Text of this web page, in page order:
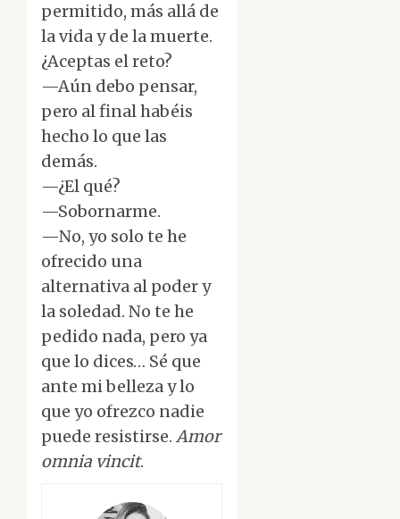
permitido, más allá de
la vida y de la muerte.
¿Aceptas el reto?
—Aún debo pensar,
pero al final habéis
hecho lo que las
demás.
—¿El qué?
—Sobornarme.
—No, yo solo te he
ofrecido una
alternativa al poder y
la soledad. No te he
pedido nada, pero ya
que lo dices… Sé que
ante mi belleza y lo
que yo ofrezco nadie
puede resistirse. Amor
omnia vincit.